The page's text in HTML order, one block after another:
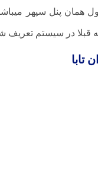
همان پنل سپهر
که قبلا در سیستم